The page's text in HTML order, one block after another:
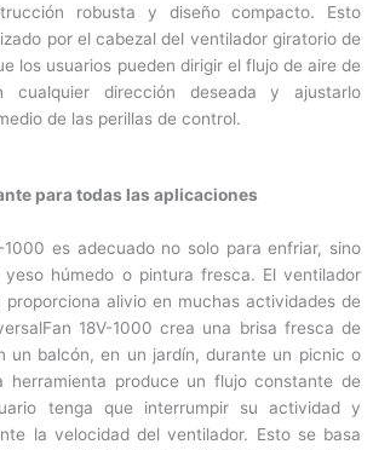
robusta y diseño compacto. Esto
por el cabezal del ventilador giratorio de
los usuarios pueden dirigir el flujo de aire de
cualquier dirección deseada y ajustarlo
de las perillas de control.
para todas las aplicaciones
1000 es adecuado no solo para enfriar, sino
húmedo o pintura fresca. El ventilador
proporciona alivio en muchas actividades de
18V-1000 crea una brisa fresca de
un balcón, en un jardín, durante un picnic o
herramienta produce un flujo constante de
tenga que interrumpir su actividad y
la velocidad del ventilador. Esto se basa